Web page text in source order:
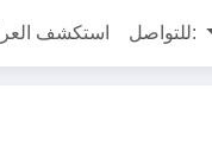
استكشف للتواصل: